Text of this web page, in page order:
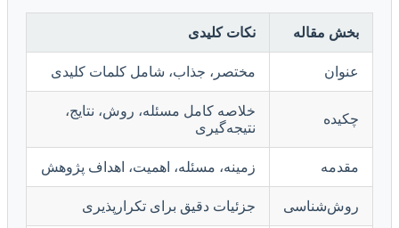
بخش مقاله نکات کلیدی
عنوان مختصر، جذاب، شامل کلمات کلیدی
چکیده
خلاصه کامل مسئله، روش، نتایج،
نتیجه‌گیری
مقدمه زمینه، مسئله، اهمیت، اهداف پژوهش
روش‌شناسی جزئیات دقیق برای تکرارپذیری